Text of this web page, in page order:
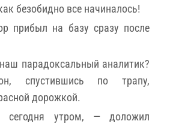
безобидно все начиналось!
прибыл на базу сразу после
парадоксальный аналитик?
спустившись по трапу,
дорожкой.
утром, — доложил